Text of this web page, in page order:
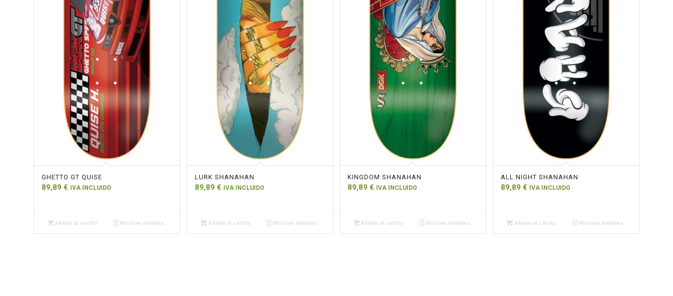
GHETTO GT QUISE
89,89 € IVA INCLUIDO
Añadir al carrito Mostrar detalles
LURK SHANAHAN
89,89 € IVA INCLUIDO
Añadir al carrito Mostrar detalles
KINGDOM SHANAHAN
89,89€ IVA INCLUIDO
Añadir al carrito Mostrar detalles
ALL NIGHT SHANAHAN
89,89 € IVA INCLUIDO
Añadir al carrito Mostrar detalles